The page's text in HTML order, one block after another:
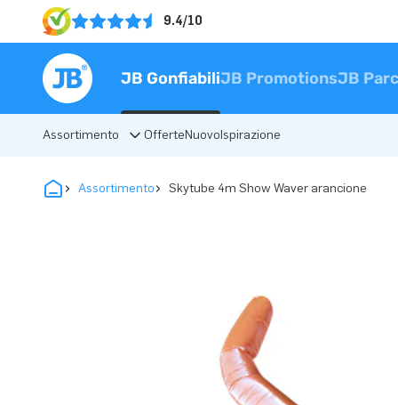
9.4/10
JB GonfiabiliJB PromotionsJB
Assortimento OfferteNuovoIspirazione
Assortimento Skytube 4m Show Waver arancione